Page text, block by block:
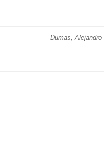
Dumas, Alejandro